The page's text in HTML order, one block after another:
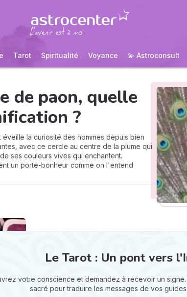
Tarot Spiritualité Voyance 💫 Astroconsult
de paon, quelle
?
la curiosité des hommes depuis bien
avec ce cercle au centre de la plume qui
ses couleurs vives qui enchantent.
un porte-bonheur comme on l'entend
Le Tarot : Un pont vers
votre conscience et demandez à recevoir un
sacré pour traduire les messages de vos